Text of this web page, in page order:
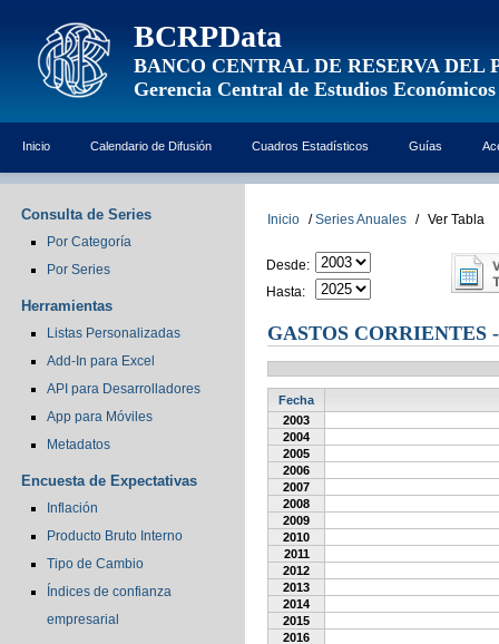
BCRPData
BANCO CENTRAL DE RESERVA DEL
Gerencia Central de Estudios Económicos
Inicio Calendario de Difusión Cuadros Estadísticos Guías
Consulta de Series
Por Categoría
Por Series
Herramientas
Listas Personalizadas
Add-In para Excel
API para Desarrolladores
App para Móviles
Metadatos
Encuesta de Expectativas
Inflación
Producto Bruto Interno
Tipo de Cambio
Índices de confianza
empresarial
Inicio / Series Anuales / Ver Tabla
Desde:
Hasta:
GASTOS
Fecha
2003
2004
2005
2006
2007
2008
2009
2010
2011
2012
2013
2014
2015
2016